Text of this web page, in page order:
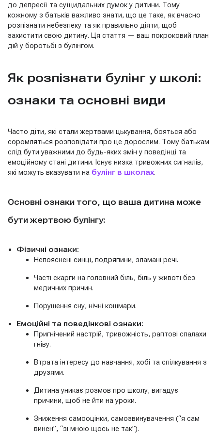
до депресії та суїцидальних думок у дитини. Тому
кожному з батьків важливо знати, що це таке, як вчасно
розпізнати небезпеку та як правильно діяти, щоб
захистити свою дитину. Ця стаття — ваш покроковий план
дій у боротьбі з булінгом.
Як розпізнати булінг у школі:
ознаки та основні види
Часто діти, які стали жертвами цькування, бояться або
соромляться розповідати про це дорослим. Тому батькам
слід бути уважними до будь-яких змін у поведінці та
емоційному стані дитини. Існує низка тривожних сигналів,
які можуть вказувати на булінг в школах.
Основні ознаки того, що ваша дитина може
бути жертвою булінгу:
Фізичні ознаки:
Непояснені синці, подряпини, зламані речі.
Часті скарги на головний біль, біль у животі без
медичних причин.
Порушення сну, нічні кошмари.
Емоційні та поведінкові ознаки:
Пригнічений настрій, тривожність, раптові спалахи
гніву.
Втрата інтересу до навчання, хобі та спілкування з
друзями.
Дитина уникає розмов про школу, вигадує
причини, щоб не йти на уроки.
Зниження самооцінки, самозвинувачення (“я сам
винен”, “зі мною щось не так”).